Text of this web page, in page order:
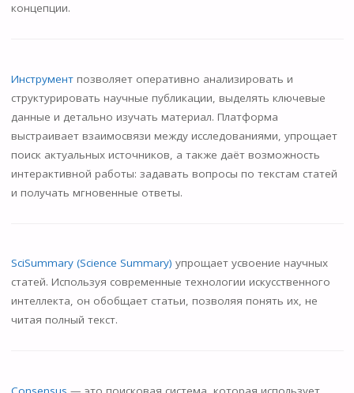
концепции.
Инструмент позволяет оперативно анализировать и
структурировать научные публикации, выделять ключевые
данные и детально изучать материал. Платформа
выстраивает взаимосвязи между исследованиями, упрощает
поиск актуальных источников, а также даёт возможность
интерактивной работы: задавать вопросы по текстам статей
и получать мгновенные ответы.
SciSummary (Science Summary) упрощает усвоение научных
статей. Используя современные технологии искусственного
интеллекта, он обобщает статьи, позволяя понять их, не
читая полный текст.